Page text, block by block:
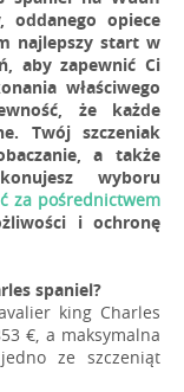
oddanego opiece
najlepszy start w
aby zapewnić Ci
właściwego
że każde
Twój szczeniak
a także
wyboru
za pośrednictwem
i ochronę
spaniel?
king Charles
€, a maksymalna
ze szczeniąt